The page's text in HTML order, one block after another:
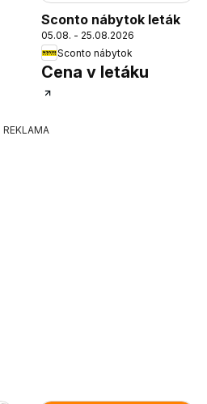
Sconto nábytok leták
05.08. - 25.08.2026
Sconto nábytok
Cena v letáku
REKLAMA